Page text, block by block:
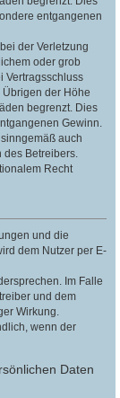
entgangenen
der Verletzung
oder grob
Vertragsschluss
der Höhe
begrenzt. Dies
Gewinn.
auch
Betreibers.
Recht
und die
dem Nutzer per E-
Im Falle
und dem
Wirkung.
wenn der
Daten